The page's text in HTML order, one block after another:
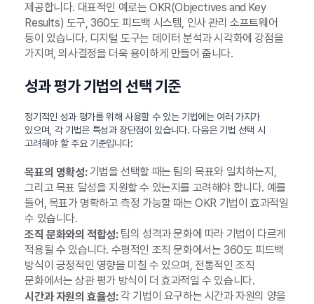
제공합니다. 대표적인 예로는 OKR(Objectives and Key
Results) 도구, 360도 피드백 시스템, 인사 관리 소프트웨어
등이 있습니다. 디지털 도구는 데이터 분석과 시각화에 강점을
가지며, 의사결정을 더욱 용이하게 만들어 줍니다.
성과 평가 기법의 선택 기준
정기적인 성과 평가를 위해 사용할 수 있는 기법에는 여러 가지가
있으며, 각 기법은 특성과 장단점이 있습니다. 다음은 기법 선택 시
고려해야 할 주요 기준입니다:
목표의 명확성:기법을 선택할 때는 팀의 목표와 일치하는지,
그리고 목표 달성을 지원할 수 있는지를 고려해야 합니다. 예를
들어, 목표가 명확하고 측정 가능할 때는 OKR 기법이 효과적일
수 있습니다.
조직 문화와의 적합성:팀의 성격과 문화에 따라 기법이 다르게
적용될 수 있습니다. 수평적인 조직 문화에서는 360도 피드백
방식이 긍정적인 영향을 미칠 수 있으며, 전통적인 조직
문화에서는 상관 평가 방식이 더 효과적일 수 있습니다.
시간과 자원의 효율성:각 기법이 요구하는 시간과 자원의 양을